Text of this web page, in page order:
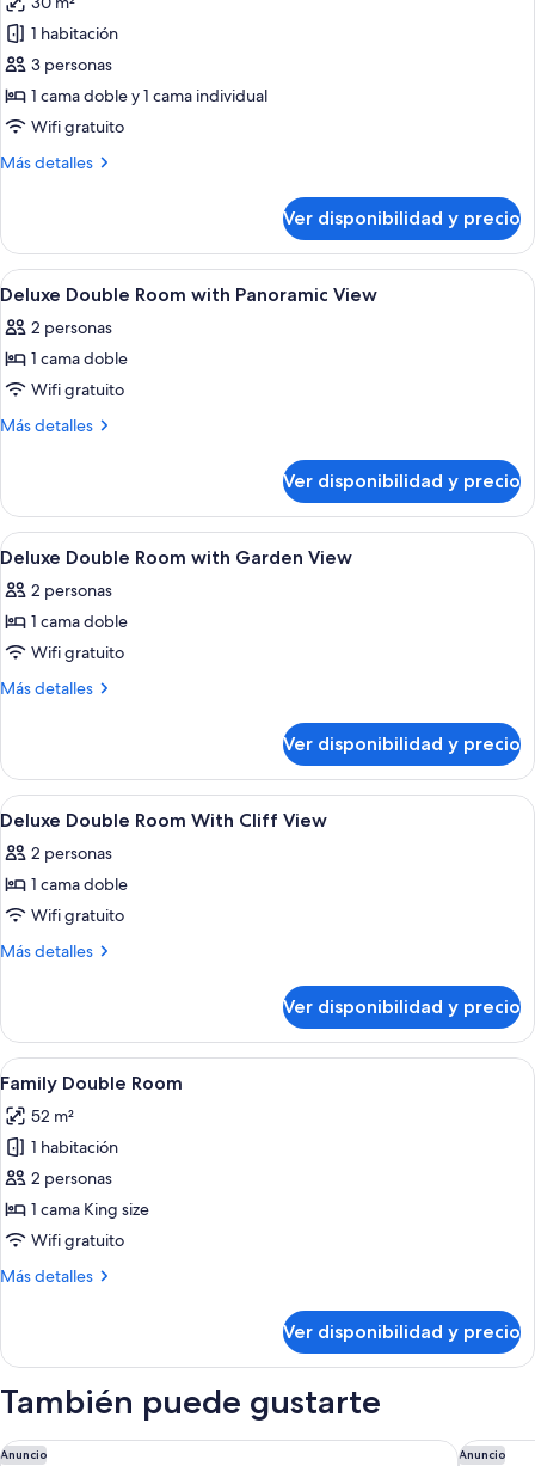
las
fotos
de
Deluxe
Twin
(3th
Floor)
1 habitación
3 personas
1 cama doble y 1 cama individual
Wifi gratuito
Más detalles
Más
Twin
Room
(3th
4th
Floor)
Ver disponibilidad y precio
Ver
todas
las
fotos
de
Deluxe
with
Panoramic
View
Ropa de cama de alta calidad y caja
6
Deluxe Double Room with Panoramic View
2 personas
1 cama doble
Wifi gratuito
Más detalles
Más
Double
Room
with
View
Ver disponibilidad y precio
Ver
todas
las
fotos
de
Deluxe
with
Garden
View
Ropa de cama de alta calidad y caja
6
Deluxe Double Room with Garden View
2 personas
1 cama doble
Wifi gratuito
Más detalles
Más
Double
Room
with
View
Ver disponibilidad y precio
Ver
todas
las
fotos
de
Deluxe
With
Cliff
View
Ropa de cama de alta calidad y caja
9
Deluxe Double Room With Cliff View
2 personas
1 cama doble
Wifi gratuito
Más detalles
Más
Double
Room
With
View
Ver disponibilidad y precio
Ver
todas
las
fotos
de
Family
Double
Habitación de hotel con cama,
6
Family Double Room
52 m²
1 habitación
2 personas
1 cama King size
Wifi gratuito
Más detalles
Más
Double
Ver disponibilidad y precio
También puede gustarte
Anuncio
Landing Jeju Shinhwa World Hotels & Resorts Anuncio
Parnas